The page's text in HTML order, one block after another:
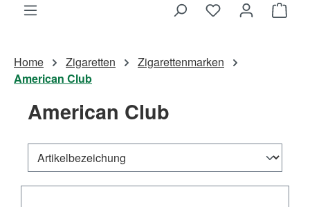
Du hast 0
Home Zigaretten
Zigarettenmarken
American Club
American Club